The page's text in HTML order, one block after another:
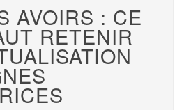
AVOIRS : CE
RETENIR